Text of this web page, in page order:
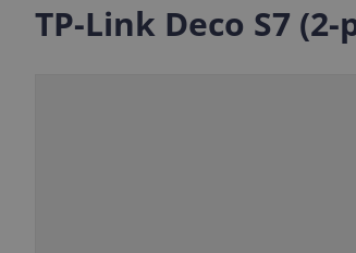
TP-Link Deco S7